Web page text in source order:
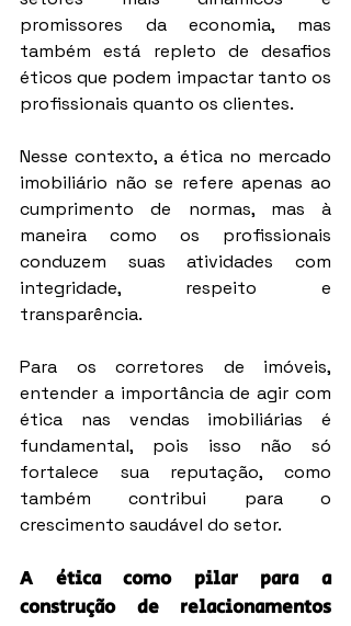
promissores da economia, mas
também está repleto de desafios
éticos que podem impactar tanto os
profissionais quanto os clientes.
Nesse contexto, a ética no mercado
imobiliário não se refere apenas ao
cumprimento de normas, mas à
maneira como os profissionais
conduzem suas atividades com
integridade, respeito e
transparência.
Para os corretores de imóveis,
entender a importância de agir com
ética nas vendas imobiliárias é
fundamental, pois isso não só
fortalece sua reputação, como
também contribui para o
crescimento saudável do setor.
A ética como pilar para a
construção de relacionamentos